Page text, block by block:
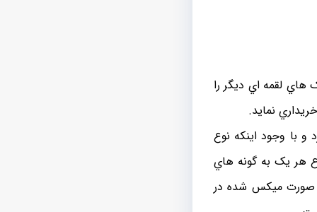
هاي لقمه اي ديگر را
نمايد.
با وجود اينکه نوع
هر يک به گونه هاي
صورت ميکس شده در